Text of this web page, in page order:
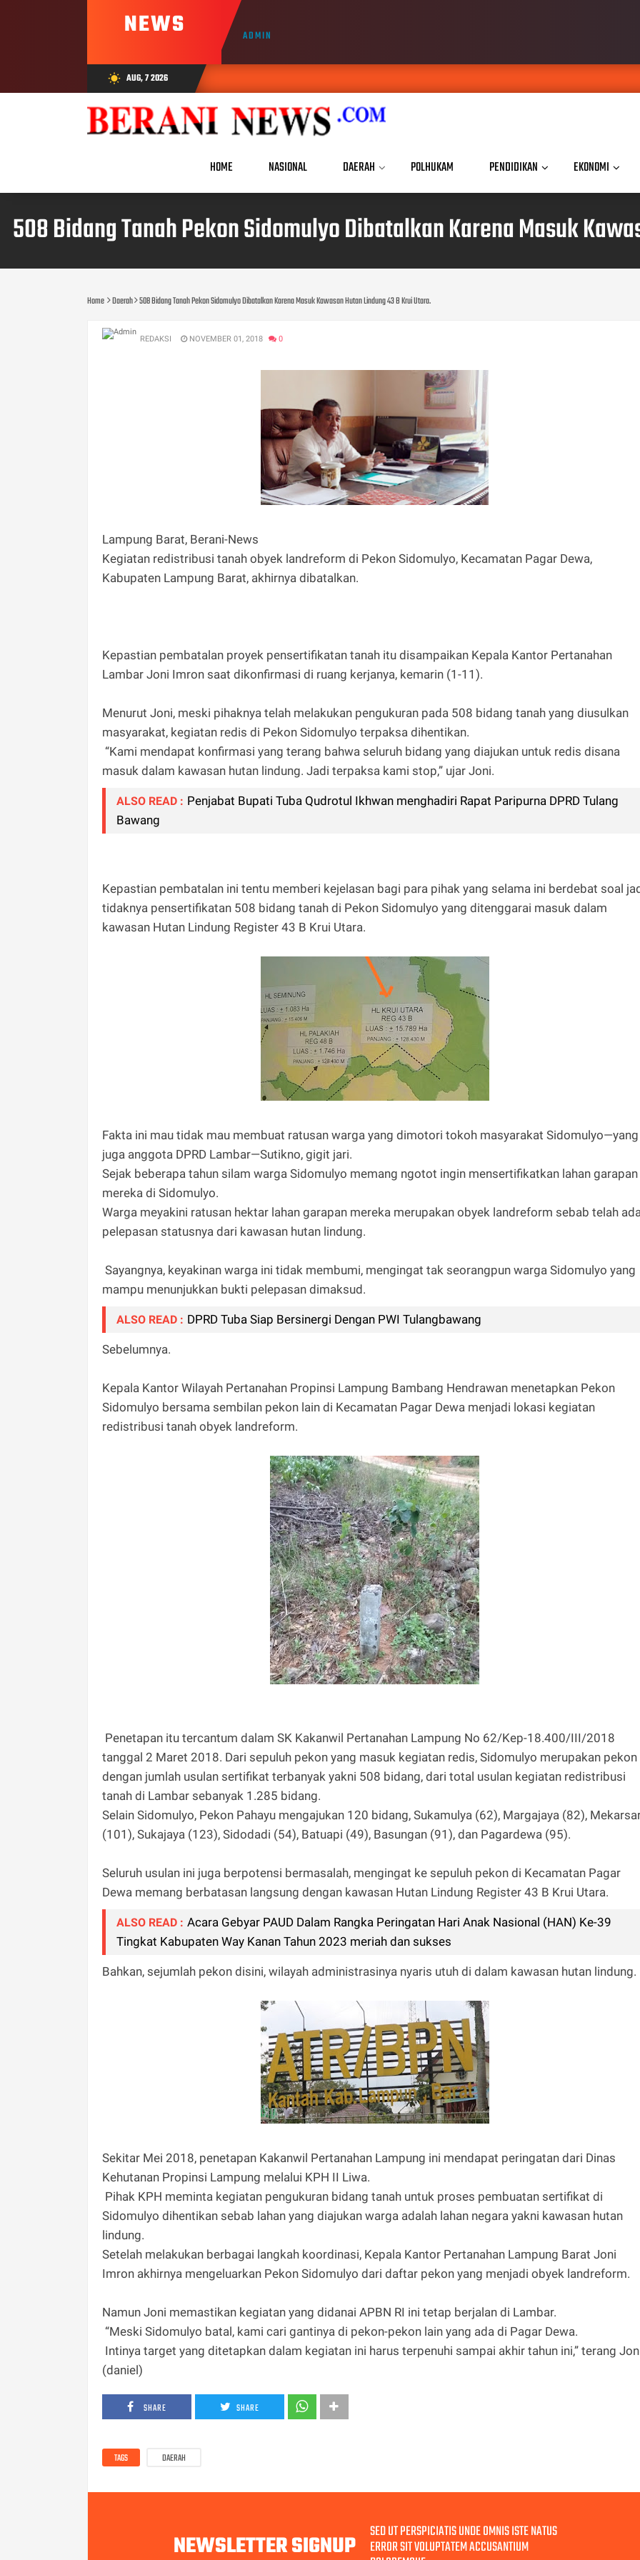
NEWS ADMIN
wb_sunny AUG, 7 2026
HOME NASIONAL DAERAH POLHUKAM PENDIDIKAN EKONOMI
508 Bidang Tanah Pekon Sidomulyo Dibatalkan Karena Masuk
Home Daerah 508 Bidang Tanah Pekon Sidomulyo Dibatalkan Karena Masuk Kawasan Hutan Lindung 43 B Krui Utara.
REDAKSI NOVEMBER 01, 2018 0
Lampung Barat, Berani-News
Kegiatan redistribusi tanah obyek landreform di Pekon Sidomulyo, Kecamatan Pagar Dewa,
Kabupaten Lampung Barat, akhirnya dibatalkan.
Kepastian pembatalan proyek pensertifikatan tanah itu disampaikan Kepala Kantor Pertanahan
Lambar Joni Imron saat dikonfirmasi di ruang kerjanya, kemarin (1-11).
Menurut Joni, meski pihaknya telah melakukan pengukuran pada 508 bidang tanah yang diusulkan
masyarakat, kegiatan redis di Pekon Sidomulyo terpaksa dihentikan.
“Kami mendapat konfirmasi yang terang bahwa seluruh bidang yang diajukan untuk redis disana
masuk dalam kawasan hutan lindung. Jadi terpaksa kami stop,” ujar Joni.
ALSO READ : Penjabat Bupati Tuba Qudrotul Ikhwan menghadiri Rapat Paripurna DPRD Tulang
Bawang
Kepastian pembatalan ini tentu memberi kejelasan bagi para pihak yang selama ini berdebat soal
tidaknya pensertifikatan 508 bidang tanah di Pekon Sidomulyo yang ditenggarai masuk dalam
kawasan Hutan Lindung Register 43 B Krui Utara.
Fakta ini mau tidak mau membuat ratusan warga yang dimotori tokoh masyarakat Sidomulyo—yang
juga anggota DPRD Lambar—Sutikno, gigit jari.
Sejak beberapa tahun silam warga Sidomulyo memang ngotot ingin mensertifikatkan lahan garapan
mereka di Sidomulyo.
Warga meyakini ratusan hektar lahan garapan mereka merupakan obyek landreform sebab telah
pelepasan statusnya dari kawasan hutan lindung.
Sayangnya, keyakinan warga ini tidak membumi, mengingat tak seorangpun warga Sidomulyo yang
mampu menunjukkan bukti pelepasan dimaksud.
ALSO READ : DPRD Tuba Siap Bersinergi Dengan PWI Tulangbawang
Sebelumnya.
Kepala Kantor Wilayah Pertanahan Propinsi Lampung Bambang Hendrawan menetapkan Pekon
Sidomulyo bersama sembilan pekon lain di Kecamatan Pagar Dewa menjadi lokasi kegiatan
redistribusi tanah obyek landreform.
Penetapan itu tercantum dalam SK Kakanwil Pertanahan Lampung No 62/Kep-18.400/III/2018
tanggal 2 Maret 2018. Dari sepuluh pekon yang masuk kegiatan redis, Sidomulyo merupakan pekon
dengan jumlah usulan sertifikat terbanyak yakni 508 bidang, dari total usulan kegiatan redistribusi
tanah di Lambar sebanyak 1.285 bidang.
Selain Sidomulyo, Pekon Pahayu mengajukan 120 bidang, Sukamulya (62), Margajaya (82),
(101), Sukajaya (123), Sidodadi (54), Batuapi (49), Basungan (91), dan Pagardewa (95).
Seluruh usulan ini juga berpotensi bermasalah, mengingat ke sepuluh pekon di Kecamatan Pagar
Dewa memang berbatasan langsung dengan kawasan Hutan Lindung Register 43 B Krui Utara.
ALSO READ : Acara Gebyar PAUD Dalam Rangka Peringatan Hari Anak Nasional (HAN) Ke-39
Tingkat Kabupaten Way Kanan Tahun 2023 meriah dan sukses
Bahkan, sejumlah pekon disini, wilayah administrasinya nyaris utuh di dalam kawasan hutan lindung.
Sekitar Mei 2018, penetapan Kakanwil Pertanahan Lampung ini mendapat peringatan dari Dinas
Kehutanan Propinsi Lampung melalui KPH II Liwa.
Pihak KPH meminta kegiatan pengukuran bidang tanah untuk proses pembuatan sertifikat di
Sidomulyo dihentikan sebab lahan yang diajukan warga adalah lahan negara yakni kawasan hutan
lindung.
Setelah melakukan berbagai langkah koordinasi, Kepala Kantor Pertanahan Lampung Barat Joni
Imron akhirnya mengeluarkan Pekon Sidomulyo dari daftar pekon yang menjadi obyek landreform.
Namun Joni memastikan kegiatan yang didanai APBN RI ini tetap berjalan di Lambar.
“Meski Sidomulyo batal, kami cari gantinya di pekon-pekon lain yang ada di Pagar Dewa.
Intinya target yang ditetapkan dalam kegiatan ini harus terpenuhi sampai akhir tahun ini,” terang
(daniel)
SHARE SHARE
TAGS DAERAH
NEWSLETTER SIGNUP SED UT PERSPICIATIS UNDE OMNIS ISTE NATUS
ERROR SIT VOLUPTATEM ACCUSANTIUM